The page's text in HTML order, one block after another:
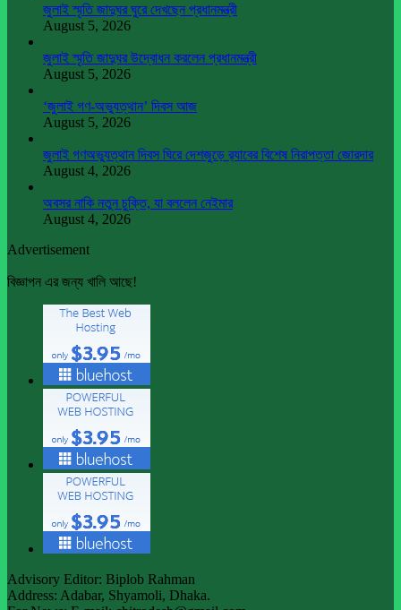
জুলাই স্মৃতি জাদুঘর ঘুরে দেখছেন প্রধানমন্ত্রী
August 5, 2026
জুলাই স্মৃতি জাদুঘর উদ্বোধন করলেন প্রধানমন্ত্রী
August 5, 2026
‘জুলাই গণ-অভ্যুত্থান’ দিবস আজ
August 5, 2026
জুলাই গণঅভ্যুত্থান দিবস ঘিরে দেশজুড়ে র‌্যাবের বিশেষ নিরাপত্তা জোরদার
August 4, 2026
অবসর নাকি নতুন চুক্তি, যা বললেন নেইমার
August 4, 2026
Advertisement
বিজ্ঞাপন এর জন্য খালি আছে!
Advisory Editor: Biplob Rahman
Address: Adabar, Shyamoli, Dhaka.